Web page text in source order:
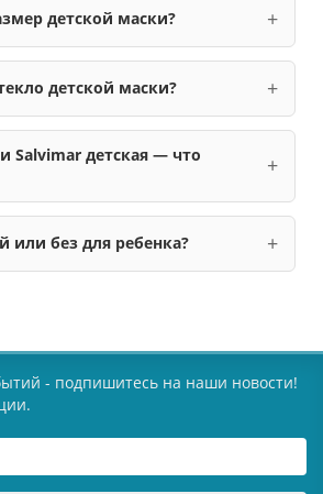
детской маски?
детской маски?
Salvimar детская — что
или без для ребенка?
- подпишитесь на наши новости!